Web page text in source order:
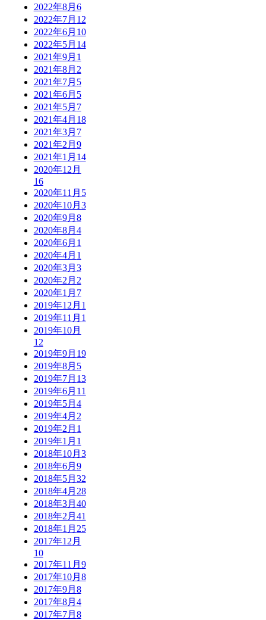
2022年8月 6
2022年7月 12
2022年6月 10
2022年5月 14
2021年9月 1
2021年8月 2
2021年7月 5
2021年6月 5
2021年5月 7
2021年4月 18
2021年3月 7
2021年2月 9
2021年1月 14
2020年12月
16
2020年11月 5
2020年10月 3
2020年9月 8
2020年8月 4
2020年6月 1
2020年4月 1
2020年3月 3
2020年2月 2
2020年1月 7
2019年12月 1
2019年11月 1
2019年10月
12
2019年9月 19
2019年8月 5
2019年7月 13
2019年6月 11
2019年5月 4
2019年4月 2
2019年2月 1
2019年1月 1
2018年10月 3
2018年6月 9
2018年5月 32
2018年4月 28
2018年3月 40
2018年2月 41
2018年1月 25
2017年12月
10
2017年11月 9
2017年10月 8
2017年9月 8
2017年8月 4
2017年7月 8